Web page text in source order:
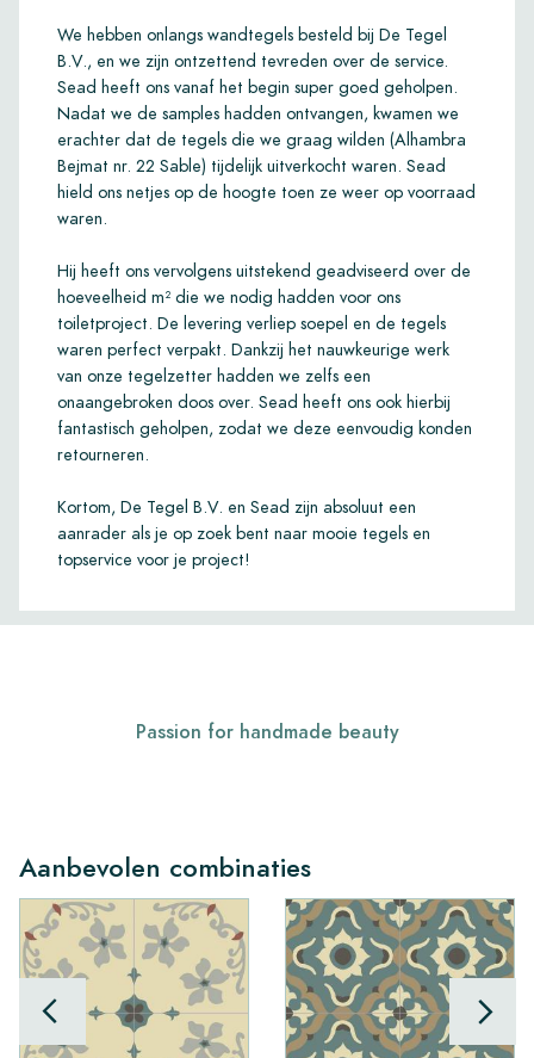
We hebben onlangs wandtegels besteld bij De Tegel
B.V., en we zijn ontzettend tevreden over de service.
Sead heeft ons vanaf het begin super goed geholpen.
Nadat we de samples hadden ontvangen, kwamen we
erachter dat de tegels die we graag wilden (Alhambra
Bejmat nr. 22 Sable) tijdelijk uitverkocht waren. Sead
hield ons netjes op de hoogte toen ze weer op voorraad
waren.
Hij heeft ons vervolgens uitstekend geadviseerd over de
hoeveelheid m² die we nodig hadden voor ons
toiletproject. De levering verliep soepel en de tegels
waren perfect verpakt. Dankzij het nauwkeurige werk
van onze tegelzetter hadden we zelfs een
onaangebroken doos over. Sead heeft ons ook hierbij
fantastisch geholpen, zodat we deze eenvoudig konden
retourneren.
Kortom, De Tegel B.V. en Sead zijn absoluut een
aanrader als je op zoek bent naar mooie tegels en
topservice voor je project!
Passion for handmade beauty
Aanbevolen combinaties